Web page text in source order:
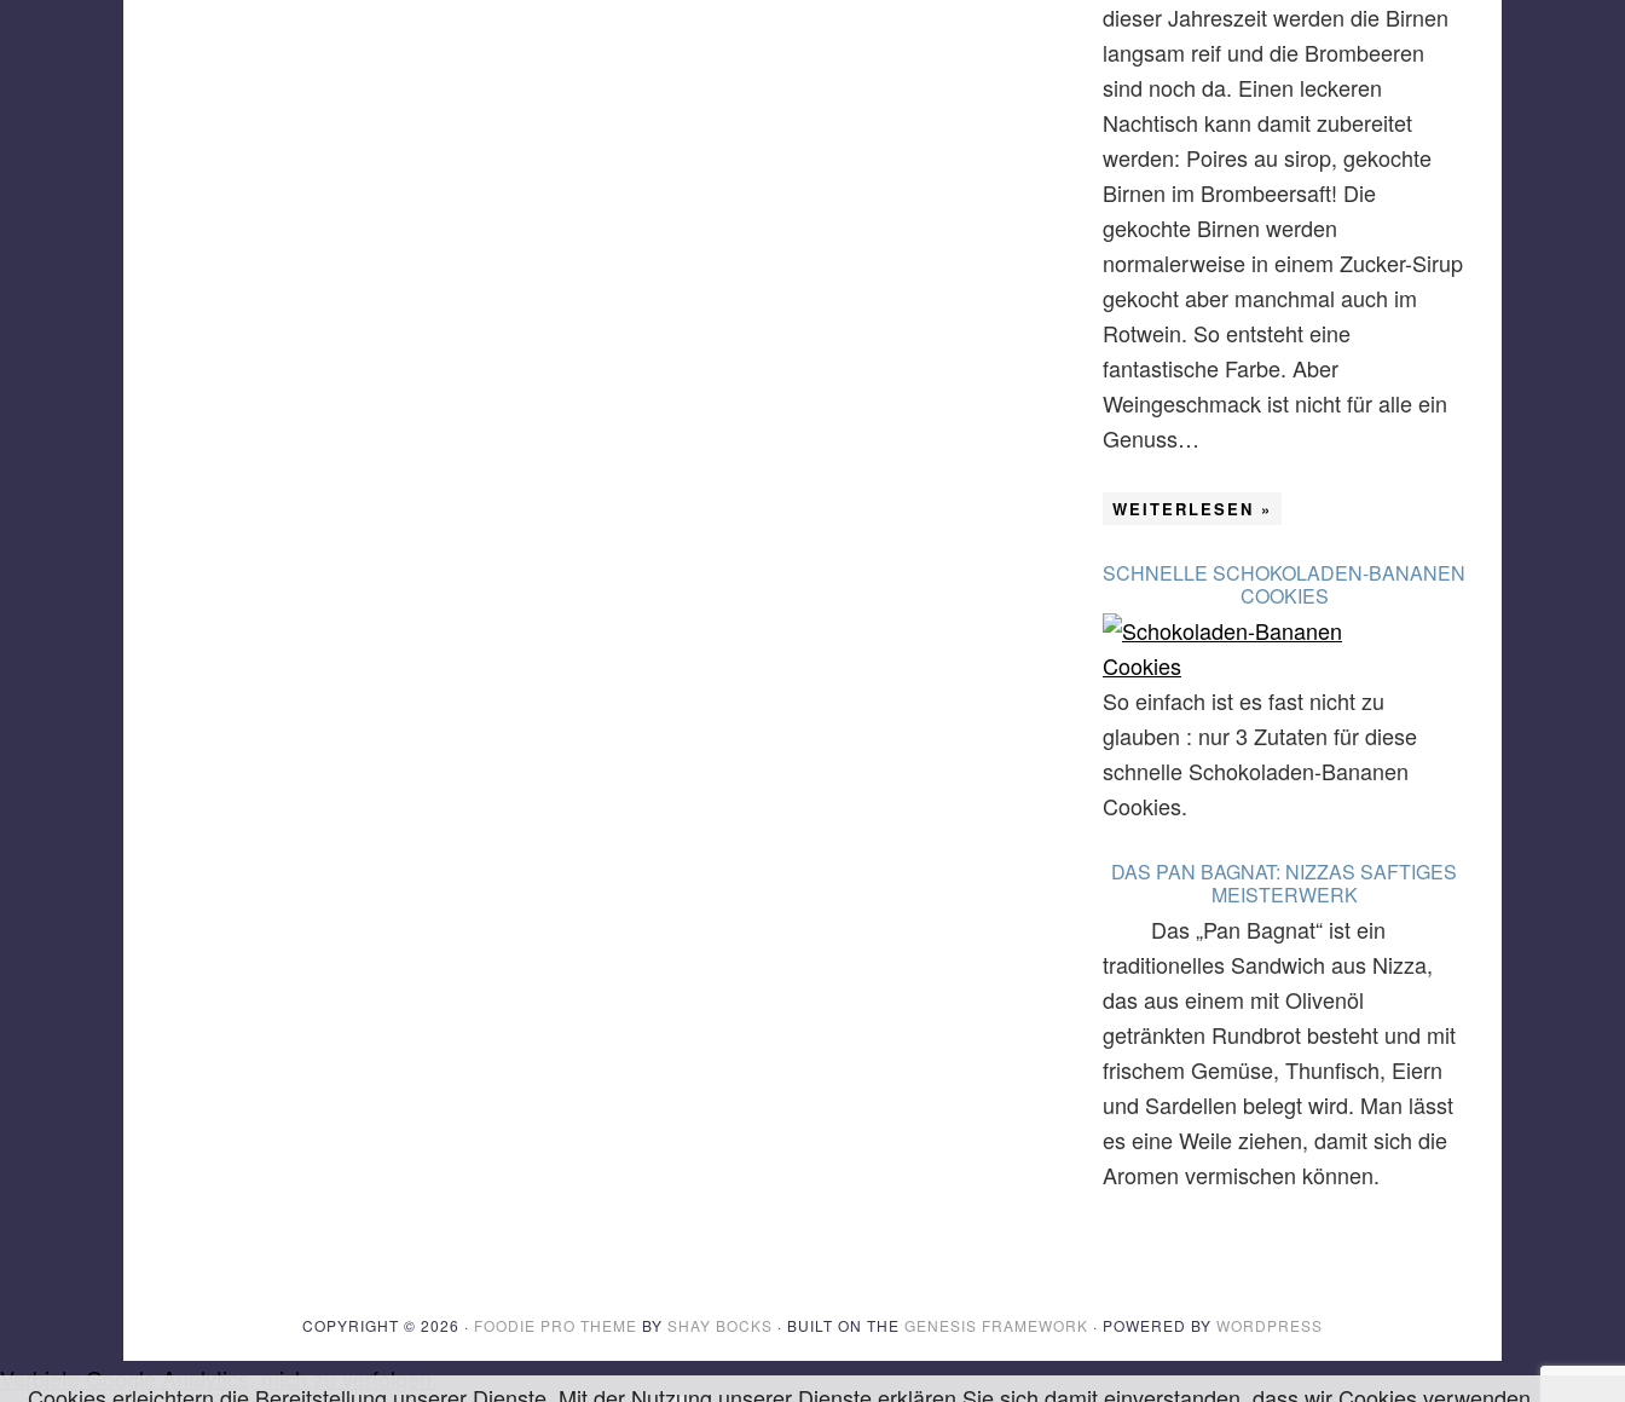
dieser Jahreszeit werden die Birnen
langsam reif und die Brombeeren
sind noch da. Einen leckeren
Nachtisch kann damit zubereitet
werden: Poires au sirop, gekochte
Birnen im Brombeersaft! Die
gekochte Birnen werden
normalerweise in einem Zucker-Sirup
gekocht aber manchmal auch im
Rotwein. So entsteht eine
fantastische Farbe. Aber
Weingeschmack ist nicht für alle ein
Genuss…
WEITERLESEN »
SCHNELLE SCHOKOLADEN-BANANEN
COOKIES
So einfach ist es fast nicht zu
glauben : nur 3 Zutaten für diese
schnelle Schokoladen-Bananen
Cookies.
DAS PAN BAGNAT: NIZZAS SAFTIGES
MEISTERWERK
Das „Pan Bagnat“ ist ein
traditionelles Sandwich aus Nizza,
das aus einem mit Olivenöl
getränkten Rundbrot besteht und mit
frischem Gemüse, Thunfisch, Eiern
und Sardellen belegt wird. Man lässt
es eine Weile ziehen, damit sich die
Aromen vermischen können.
COPYRIGHT © 2026 · FOODIE PRO THEME BY SHAY BOCKS · BUILT ON THE GENESIS FRAMEWORK · POWERED BY WORDPRESS
Verbiete Google Analytics, mich zu verfolgen.